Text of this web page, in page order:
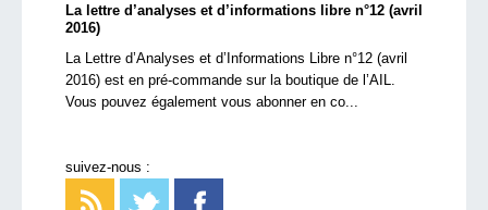
La lettre d’analyses et d’informations libre n°12 (avril
2016)
La Lettre d’Analyses et d’Informations Libre n°12 (avril
2016) est en pré-commande sur la boutique de l’AIL.
Vous pouvez également vous abonner en co...
suivez-nous :